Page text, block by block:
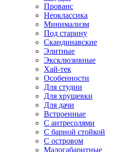
Прованс
Неоклассика
Минимализм
Под старину
Скандинавские
Элитные
Эксклюзивные
Хай-тек
Особенности
Для студии
Для хрущевки
Для дачи
Встроенные
С антресолями
С барной стойкой
С островом
Малогабаритные